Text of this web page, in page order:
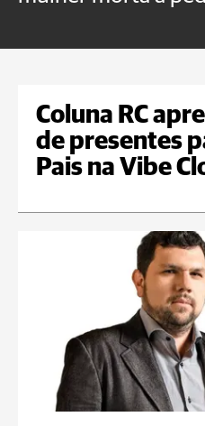
Coluna RC
de presentes
Pais na Vibe